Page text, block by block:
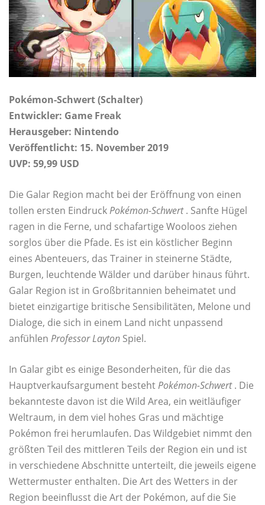
Pokémon-Schwert (Schalter)
Entwickler: Game Freak
Herausgeber: Nintendo
Veröffentlicht: 15. November 2019
UVP: 59,99 USD
Die Galar Region macht bei der Eröffnung von einen
tollen ersten EindruckPokémon-Schwert. Sanfte Hügel
ragen in die Ferne, und schafartige Wooloos ziehen
sorglos über die Pfade. Es ist ein köstlicher Beginn
eines Abenteuers, das Trainer in steinerne Städte,
Burgen, leuchtende Wälder und darüber hinaus führt.
Galar Region ist in Großbritannien beheimatet und
bietet einzigartige britische Sensibilitäten, Melone und
Dialoge, die sich in einem Land nicht unpassend
anfühlen Professor Layton Spiel.
In Galar gibt es einige Besonderheiten, für die das
Hauptverkaufsargument bestehtPokémon-Schwert. Die
bekannteste davon ist die Wild Area, ein weitläufiger
Weltraum, in dem viel hohes Gras und mächtige
Pokémon frei herumlaufen. Das Wildgebiet nimmt den
größten Teil des mittleren Teils der Region ein und ist
in verschiedene Abschnitte unterteilt, die jeweils eigene
Wettermuster enthalten. Die Art des Wetters in der
Region beeinflusst die Art der Pokémon, auf die Sie